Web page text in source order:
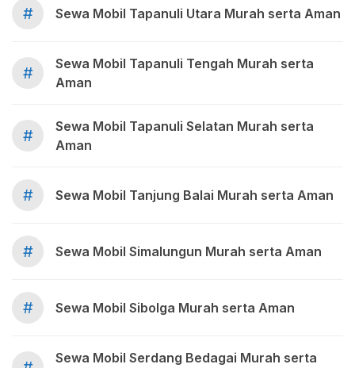
# Sewa Mobil Tapanuli Utara Murah serta Aman
#
Sewa Mobil Tapanuli Tengah Murah serta
Aman
#
Sewa Mobil Tapanuli Selatan Murah serta
Aman
# Sewa Mobil Tanjung Balai Murah serta Aman
# Sewa Mobil Simalungun Murah serta Aman
# Sewa Mobil Sibolga Murah serta Aman
Sewa Mobil Serdang Bedagai Murah serta